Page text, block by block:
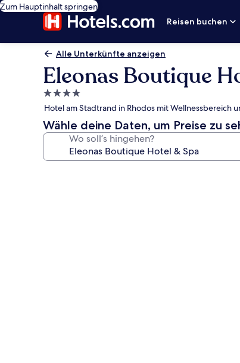
Zum Hauptinhalt springen
Reisen buchen
Alle Unterkünfte anzeigen
Eleonas Boutique
4.0-
Sterne-
Unterkunft
Hotel am Stadtrand in Rhodos mit Wellnessbereich
Wähle deine Daten, um Preise zu
Wo soll’s hingehen?